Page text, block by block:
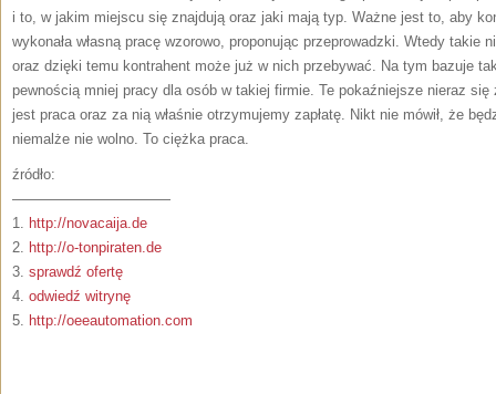
i to, w jakim miejscu się znajdują oraz jaki mają typ. Ważne jest to, aby
wykonała własną pracę wzorowo, proponując przeprowadzki. Wtedy takie
oraz dzięki temu kontrahent może już w nich przebywać. Na tym bazuje
pewnością mniej pracy dla osób w takiej firmie. Te pokaźniejsze nieraz
jest praca oraz za nią właśnie otrzymujemy zapłatę. Nikt nie mówił, że
niemalże nie wolno. To ciężka praca.
źródło:
———————————
1. http://novacaija.de
2. http://o-tonpiraten.de
3. sprawdź ofertę
4. odwiedź witrynę
5. http://oeeautomation.com